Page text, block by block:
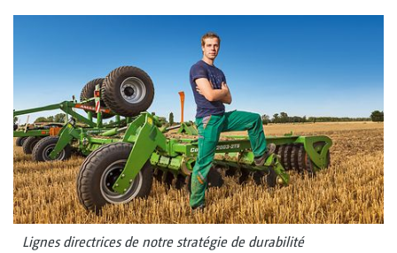
Lignes directrices de notre stratégie de durabilité